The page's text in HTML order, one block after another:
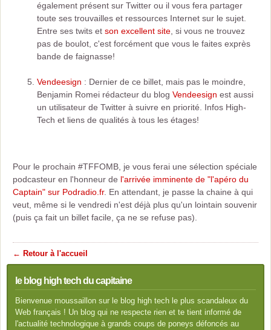
également présent sur Twitter ou il vous fera partager
toute ses trouvailles et ressources Internet sur le sujet.
Entre ses twits et son excellent site , si vous ne trouvez
pas de boulot, c'est forcément que vous le faites exprès
bande de faignasse!
Vendeesign : Dernier de ce billet, mais pas le moindre,
Benjamin Romei rédacteur du blog Vendeesign est aussi
un utilisateur de Twitter à suivre en priorité. Infos High-
Tech et liens de qualités à tous les étages!
Pour le prochain #TFFOMB, je vous ferai une sélection spéciale
podcasteur en l'honneur de l'arrivée imminente de "l'apéro du
Captain" sur Podradio.fr. En attendant, je passe la chaine à qui
veut, même si le vendredi n'est déjà plus qu'un lointain souvenir
(puis ça fait un billet facile, ça ne se refuse pas).
← Retour à l'accueil
le blog high tech du capitaine
Bienvenue moussaillon sur le blog high tech le plus scandaleux du
Web français ! Un blog qui ne respecte rien et te tient informé de
l'actualité technologique à grands coups de poneys défoncés au